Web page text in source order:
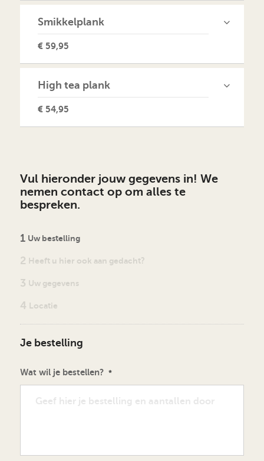
Smikkelplank
€ 59,95
High tea plank
€ 54,95
Vul hieronder jouw gegevens in! We
nemen contact op om alles te
bespreken.
1 Uw bestelling
2 Heeft u hier ook aan gedacht?
3 Uw gegevens
4 Locatie
Je bestelling
Wat wil je bestellen? *